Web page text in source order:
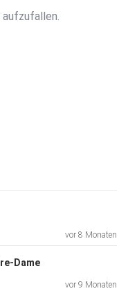
aufzufallen.
vor 8 Monaten
Dame
vor 9 Monaten